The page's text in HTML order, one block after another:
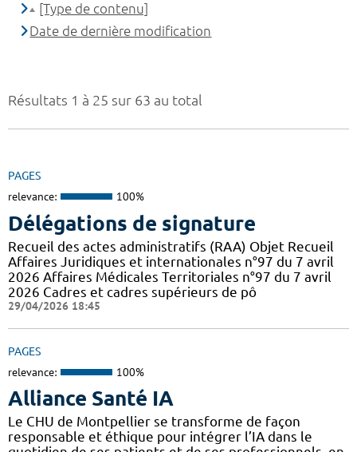
Résultats 1 à 25 sur 63 au total
PAGES
relevance: 100%
Délégations de signature
Recueil des actes administratifs (RAA) Objet Recueil
Affaires Juridiques et internationales n°97 du 7 avril
2026 Affaires Médicales Territoriales n°97 du 7 avril
2026 Cadres et cadres supérieurs de pô
29/04/2026 18:45
PAGES
relevance: 100%
Alliance Santé IA
Le CHU de Montpellier se transforme de façon
responsable et éthique pour intégrer l’IA dans le
[Type de contenu]
Date de dernière modification